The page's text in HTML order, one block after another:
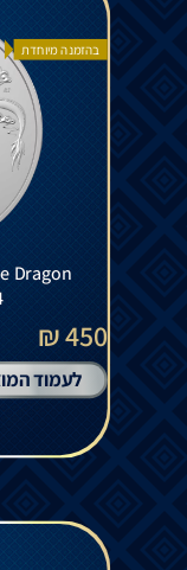
בהזמנה מיוחדת
Dragon
450 ₪
לעמוד